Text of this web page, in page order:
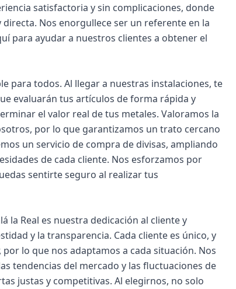
satisfactoria y sin complicaciones, donde
Nos enorgullece ser un referente en la
para ayudar a nuestros clientes a obtener el
para todos. Al llegar a nuestras instalaciones, te
evaluarán tus artículos de forma rápida y
el valor real de tus metales. Valoramos la
por lo que garantizamos un trato cercano
un servicio de compra de divisas, ampliando
de cada cliente. Nos esforzamos por
sentirte seguro al realizar tus
la Real es nuestra dedicación al cliente y
y la transparencia. Cada cliente es único, y
lo que nos adaptamos a cada situación. Nos
tendencias del mercado y las fluctuaciones de
justas y competitivas. Al elegirnos, no solo